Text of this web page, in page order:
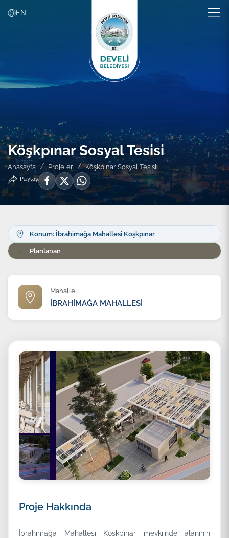
EN
Köşkpınar Sosyal Tesisi
Anasayfa Projeler Köşkpınar Sosyal Tesisi
Paylaş
Konum: İbrahimağa Mahallesi Köşkpınar
Planlanan
Mahalle
İBRAHİMAĞA MAHALLESİ
Proje Hakkında
İbrahimağa Mahallesi Köşkpınar mevkiinde alanının